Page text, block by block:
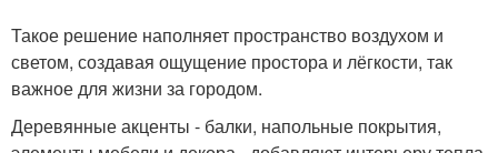
Такое решение наполняет пространство воздухом и
светом, создавая ощущение простора и лёгкости, так
важное для жизни за городом.
Деревянные акценты - балки, напольные покрытия,